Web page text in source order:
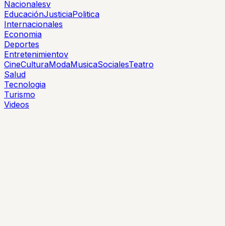
Nacionalesv
EducaciónJusticiaPolitica
Internacionales
Economia
Deportes
Entretenimientov
CineCulturaModaMusicaSocialesTeatro
Salud
Tecnologia
Turismo
Videos